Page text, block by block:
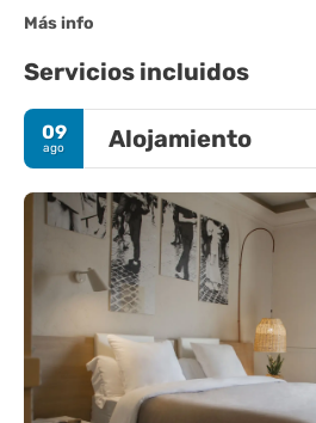
Más info
Servicios incluidos
09
ago Alojamiento